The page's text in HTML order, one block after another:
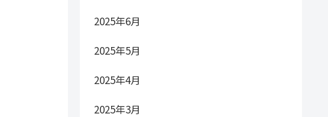
2025年6月
2025年5月
2025年4月
2025年3月